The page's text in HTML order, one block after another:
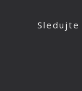
Sledujte